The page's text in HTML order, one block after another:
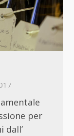
per
dall’